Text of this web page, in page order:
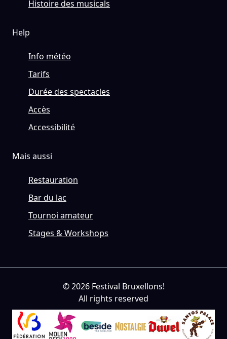
Histoire des musicals
Help
Info météo
Tarifs
Durée des spectacles
Accès
Accessibilité
Mais aussi
Restauration
Bar du lac
Tournoi amateur
Stages & Workshops
© 2026 Festival Bruxellons!
All rights reserved